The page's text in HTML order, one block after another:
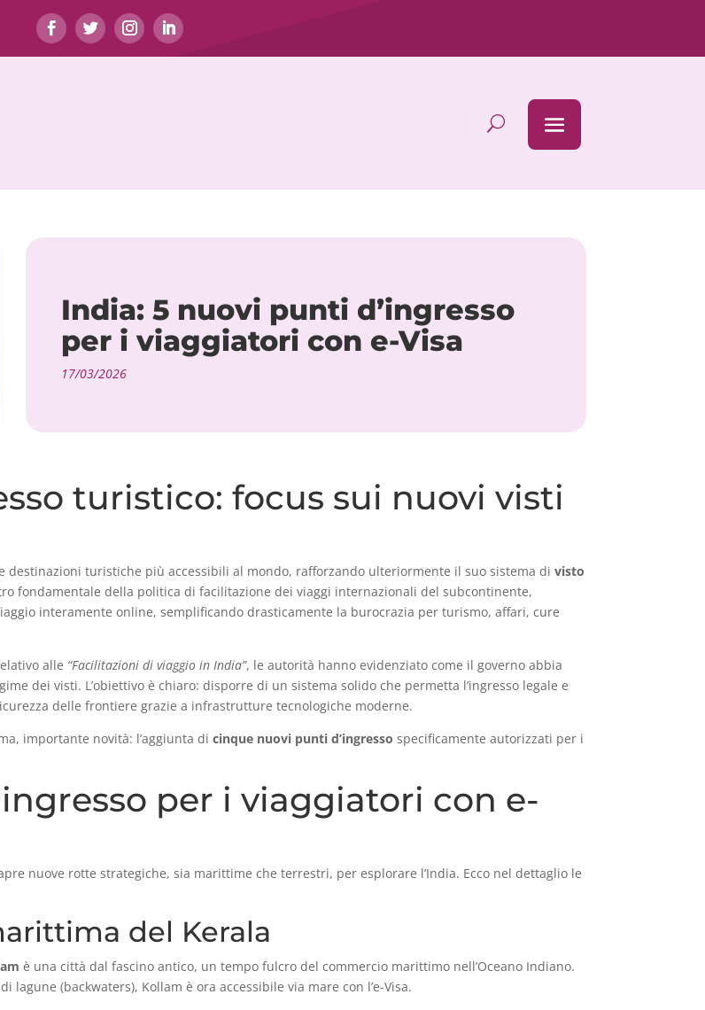
India: 5 nuovi punti d’ingresso
per i viaggiatori con e-Visa
17/03/2026
turistico: focus sui nuovi visti
destinazioni turistiche più accessibili al mondo, rafforzando ulteriormente il suo sistema divisto
fondamentale della politica di facilitazione dei viaggi internazionali del subcontinente,
interamente online, semplificando drasticamente la burocrazia per turismo, affari, cure
alle “Facilitazioni di viaggio in India”, le autorità hanno evidenziato come il governo abbia
dei visti. L’obiettivo è chiaro: disporre di un sistema solido che permetta l’ingresso legale e
delle frontiere grazie a infrastrutture tecnologiche moderne.
importante novità: l’aggiunta dicinque nuovi punti d’ingresso specificamente autorizzati per i
per i viaggiatori con e-
nuove rotte strategiche, sia marittime che terrestri, per esplorare l’India. Ecco nel dettaglio le
del Kerala
è una città dal fascino antico, un tempo fulcro del commercio marittimo nell’Oceano Indiano.
lagune (backwaters), Kollam è ora accessibile via mare con l’e-Visa.